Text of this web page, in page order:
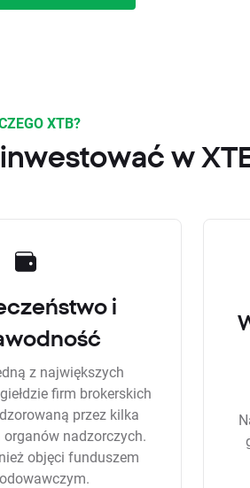
XTB?
w
i
z największych
firm brokerskich
przez kilka
nadzorczych.
objęci funduszem